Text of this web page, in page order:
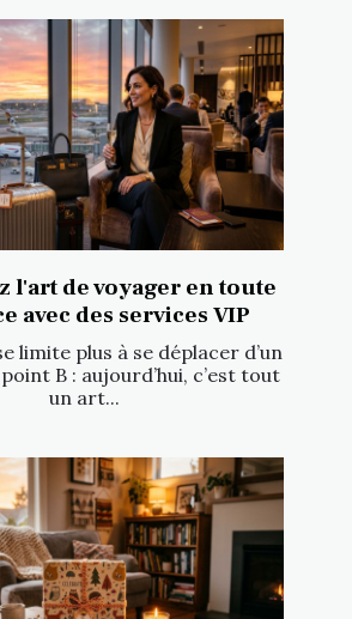
l'art de voyager en toute
avec des services VIP
limite plus à se déplacer d’un
B : aujourd’hui, c’est tout
un art...